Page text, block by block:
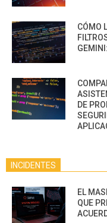
CÓMO
DE
INCIDENTES
EL
QUE